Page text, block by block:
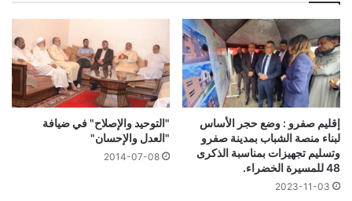
إقليم صفرو : وضع حجر الأساس
لبناء منصة الشباب بمدينة صفرو
وتسليم تجهيزات بمناسبة الذكرى
48 للمسيرة الخضراء.
2023-11-03
"التوحيد والإصلاح" في ضيافة
"العدل والإحسان"
2014-07-08